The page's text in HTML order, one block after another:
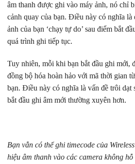
âm thanh được ghi vào máy ảnh, nó chỉ
cảnh quay của bạn. Điều này có nghĩa là
ảnh của bạn ‘chạy tự do’ sau điểm bắt
quá trình ghi tiếp tục.
Tuy nhiên, mỗi khi bạn bắt đầu ghi mới,
đồng bộ hóa hoàn hảo với mã thời gian
bạn. Điều này có nghĩa là vấn đề trôi dạt
bắt đầu ghi âm mới thường xuyên hơn.
Bạn vẫn có thể ghi timecode của
hiệu âm thanh vào các camera không